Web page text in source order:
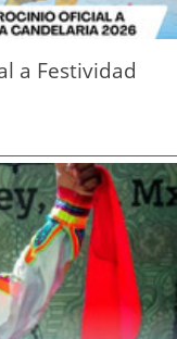
a Festividad